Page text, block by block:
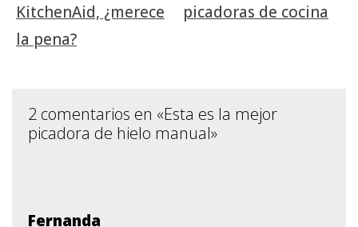
KitchenAid, ¿merece
la pena?
picadoras de cocina
2 comentarios en «Esta es la mejor
picadora de hielo manual»
Fernanda